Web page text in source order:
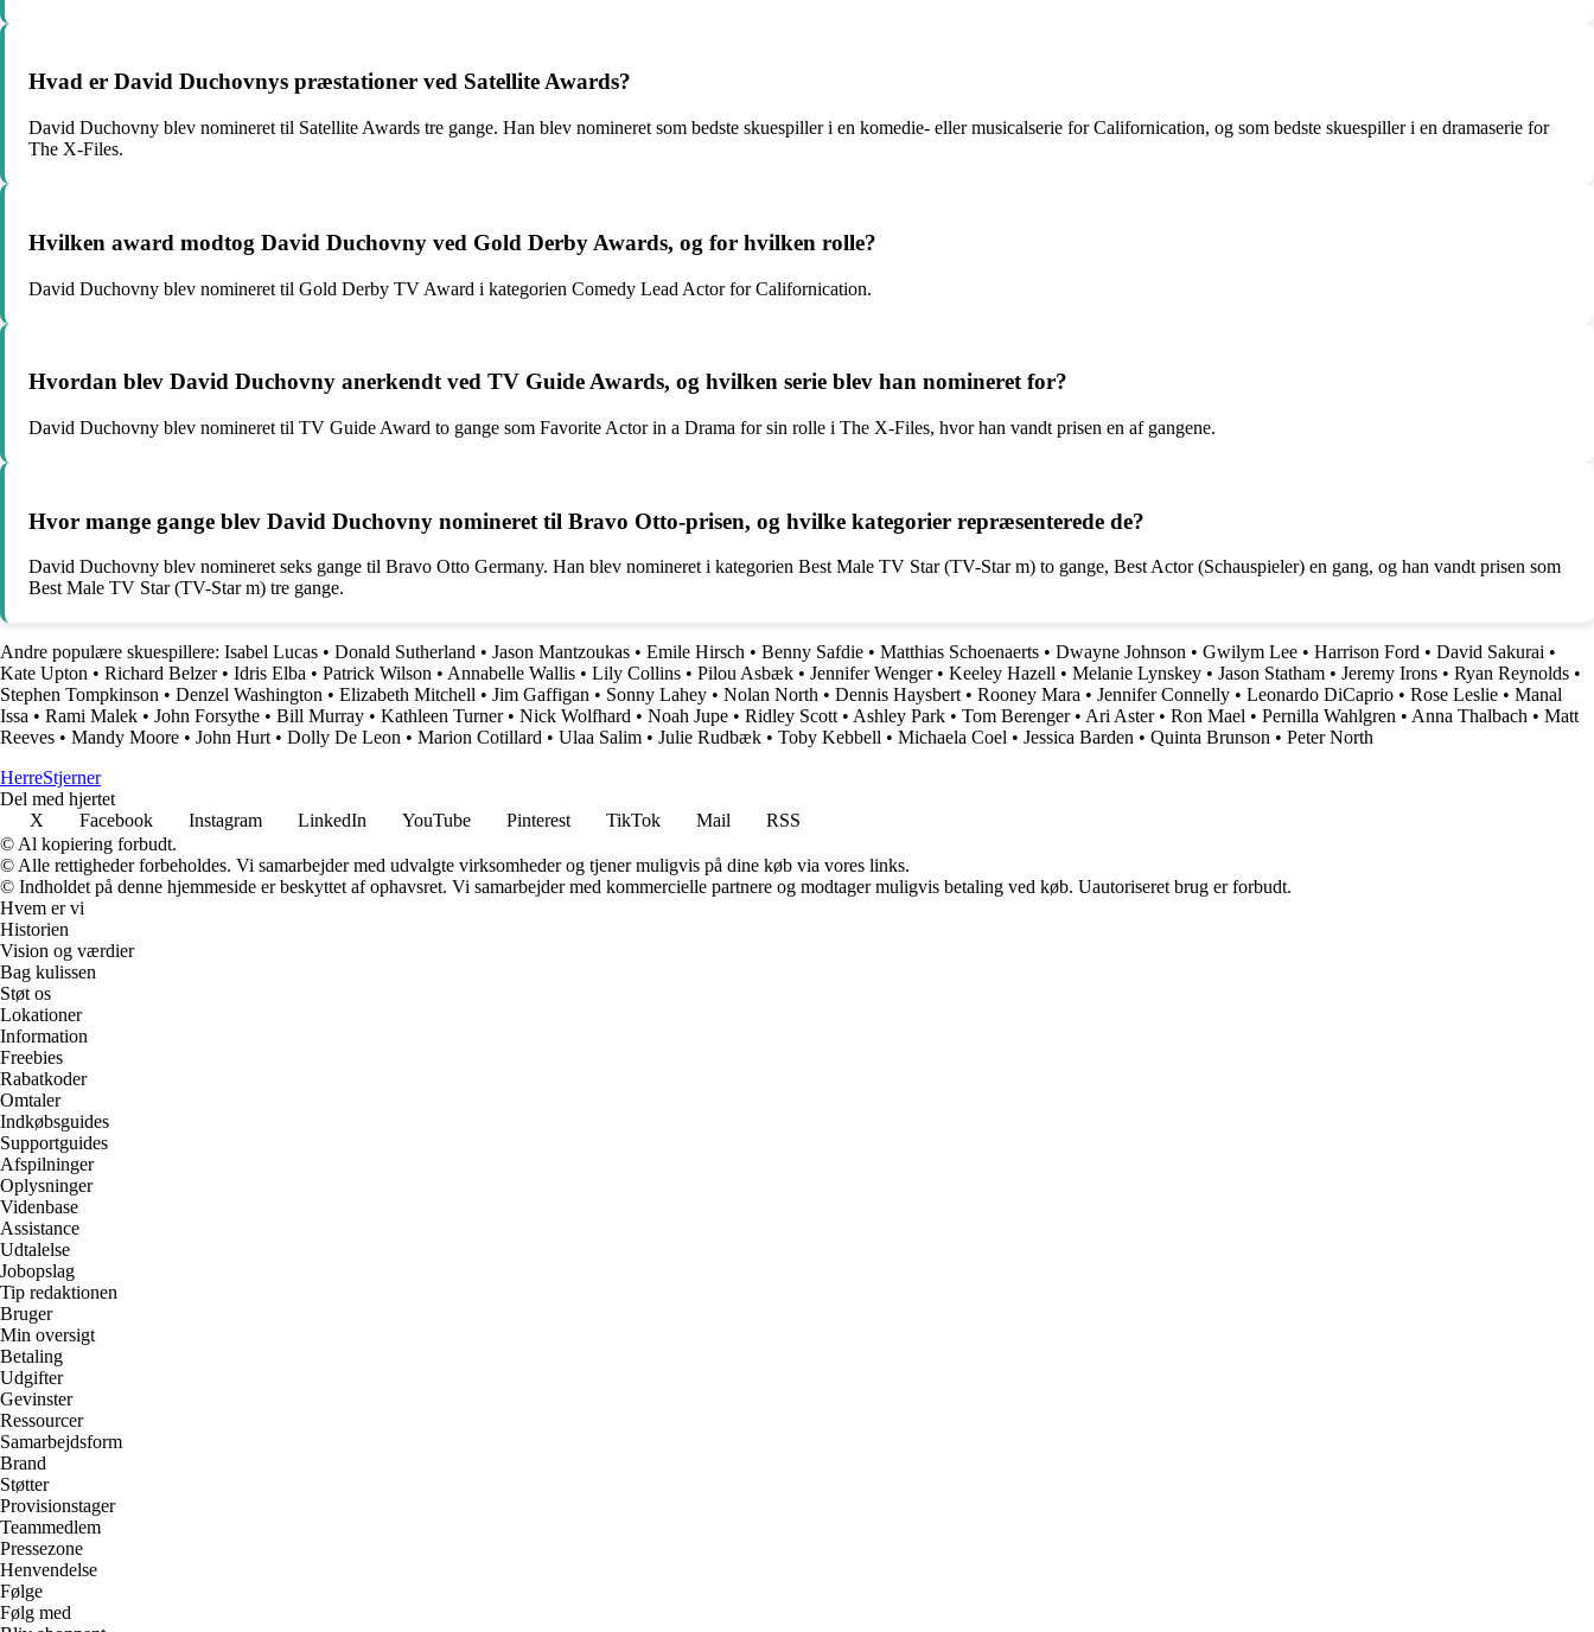
Hvad er David Duchovnys præstationer ved Satellite Awards?
David Duchovny blev nomineret til Satellite Awards tre gange. Han blev nomineret som bedste skuespiller i en komedie- eller musicalserie for Californication, og som bedste skuespiller i en dramaserie for
The X-Files.
Hvilken award modtog David Duchovny ved Gold Derby Awards, og for hvilken rolle?
David Duchovny blev nomineret til Gold Derby TV Award i kategorien Comedy Lead Actor for Californication.
Hvordan blev David Duchovny anerkendt ved TV Guide Awards, og hvilken serie blev han nomineret for?
David Duchovny blev nomineret til TV Guide Award to gange som Favorite Actor in a Drama for sin rolle i The X-Files, hvor han vandt prisen en af gangene.
Hvor mange gange blev David Duchovny nomineret til Bravo Otto-prisen, og hvilke kategorier repræsenterede de?
David Duchovny blev nomineret seks gange til Bravo Otto Germany. Han blev nomineret i kategorien Best Male TV Star (TV-Star m) to gange, Best Actor (Schauspieler) en gang, og han vandt prisen som
Best Male TV Star (TV-Star m) tre gange.
Andre populære skuespillere: Isabel Lucas • Donald Sutherland • Jason Mantzoukas • Emile Hirsch • Benny Safdie • Matthias Schoenaerts • Dwayne Johnson • Gwilym Lee • Harrison Ford • David Sakurai •
Kate Upton • Richard Belzer• Idris Elba • Patrick Wilson • Annabelle Wallis • Lily Collins • Pilou Asbæk • Jennifer Wenger• Keeley Hazell • Melanie Lynskey • Jason Statham • Jeremy Irons • Ryan Reynolds •
Stephen Tompkinson • Denzel Washington • Elizabeth Mitchell • Jim Gaffigan • Sonny Lahey • Nolan North • Dennis Haysbert• Rooney Mara • Jennifer Connelly • Leonardo DiCaprio • Rose Leslie • Manal
Issa • Rami Malek • John Forsythe • Bill Murray • Kathleen Turner• Nick Wolfhard • Noah Jupe • Ridley Scott• Ashley Park • Tom Berenger• Ari Aster• Ron Mael • Pernilla Wahlgren • Anna Thalbach • Matt
Reeves • Mandy Moore • John Hurt• Dolly De Leon • Marion Cotillard • Ulaa Salim • Julie Rudbæk • Toby Kebbell • Michaela Coel • Jessica Barden • Quinta Brunson • Peter North
HerreStjerner
Del med hjertet
X
Facebook Instagram LinkedIn YouTube Pinterest TikTok Mail
RSS
© Al kopiering forbudt.
© Alle rettigheder forbeholdes. Vi samarbejder med udvalgte virksomheder og tjener muligvis på dine køb via vores links.
© Indholdet på denne hjemmeside er beskyttet af ophavsret. Vi samarbejder med kommercielle partnere og modtager muligvis betaling ved køb. Uautoriseret brug er forbudt.
Hvem er vi
Historien
Vision og værdier
Bag kulissen
Støt os
Lokationer
Information
Freebies
Rabatkoder
Omtaler
Indkøbsguides
Supportguides
Afspilninger
Oplysninger
Videnbase
Assistance
Udtalelse
Jobopslag
Tip redaktionen
Bruger
Min oversigt
Betaling
Udgifter
Gevinster
Ressourcer
Samarbejdsform
Brand
Støtter
Provisionstager
Teammedlem
Pressezone
Henvendelse
Følge
Følg med